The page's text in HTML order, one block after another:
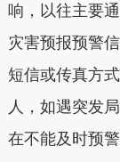
响，以往主要
灾害预报预警
短信或传真方
人，如遇突发
在不能及时预